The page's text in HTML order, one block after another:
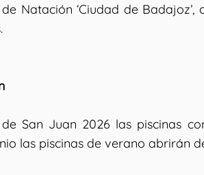
Natación ‘Ciudad de
San Juan 2026 las piscinas
las piscinas de verano abrirán